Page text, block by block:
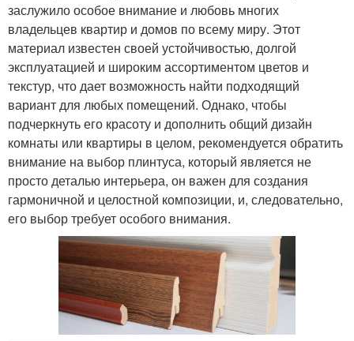
заслужило особое внимание и любовь многих
владельцев квартир и домов по всему миру. Этот
материал известен своей устойчивостью, долгой
эксплуатацией и широким ассортиментом цветов и
текстур, что дает возможность найти подходящий
вариант для любых помещений. Однако, чтобы
подчеркнуть его красоту и дополнить общий дизайн
комнаты или квартиры в целом, рекомендуется обратить
внимание на выбор плинтуса, который является не
просто деталью интерьера, он важен для создания
гармоничной и целостной композиции, и, следовательно,
его выбор требует особого внимания.